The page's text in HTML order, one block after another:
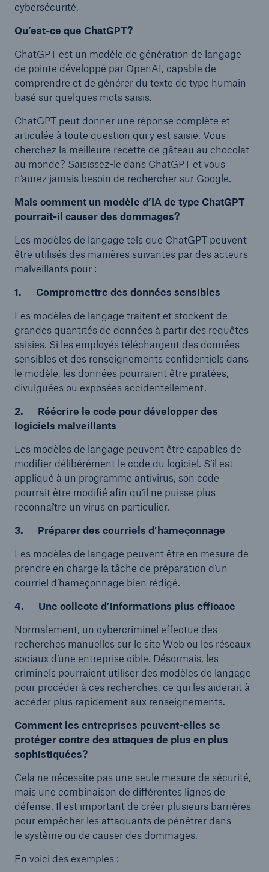
cybersécurité.
Qu’est-ce que ChatGPT?
ChatGPT est un modèle de génération de langage
de pointe développé par OpenAI, capable de
comprendre et de générer du texte de type humain
basé sur quelques mots saisis.
ChatGPT peut donner une réponse complète et
articulée à toute question qui y est saisie. Vous
cherchez la meilleure recette de gâteau au chocolat
au monde? Saisissez-le dans ChatGPT et vous
n’aurez jamais besoin de rechercher sur Google.
Mais comment un modèle d’IA de type ChatGPT
pourrait-il causer des dommages?
Les modèles de langage tels que ChatGPT peuvent
être utilisés des manières suivantes par des acteurs
malveillants pour :
1. Compromettre des données sensibles
Les modèles de langage traitent et stockent de
grandes quantités de données à partir des requêtes
saisies. Si les employés téléchargent des données
sensibles et des renseignements confidentiels dans
le modèle, les données pourraient être piratées,
divulguées ou exposées accidentellement.
2. Réécrire le code pour développer des
logiciels malveillants
Les modèles de langage peuvent être capables de
modifier délibérément le code du logiciel. S’il est
appliqué à un programme antivirus, son code
pourrait être modifié afin qu’il ne puisse plus
reconnaître un virus en particulier.
3. Préparer des courriels d’hameçonnage
Les modèles de langage peuvent être en mesure de
prendre en charge la tâche de préparation d’un
courriel d’hameçonnage bien rédigé.
4. Une collecte d’informations plus efficace
Normalement, un cybercriminel effectue des
recherches manuelles sur le site Web ou les réseaux
sociaux d’une entreprise cible. Désormais, les
criminels pourraient utiliser des modèles de langage
pour procéder à ces recherches, ce qui les aiderait à
accéder plus rapidement aux renseignements.
Comment les entreprises peuvent-elles se
protéger contre des attaques de plus en plus
sophistiquées?
Cela ne nécessite pas une seule mesure de sécurité,
mais une combinaison de différentes lignes de
défense. Il est important de créer plusieurs barrières
pour empêcher les attaquants de pénétrer dans
le système ou de causer des dommages.
En voici des exemples :